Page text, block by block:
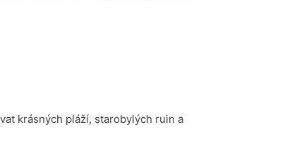
krásných pláží, starobylých ruin a